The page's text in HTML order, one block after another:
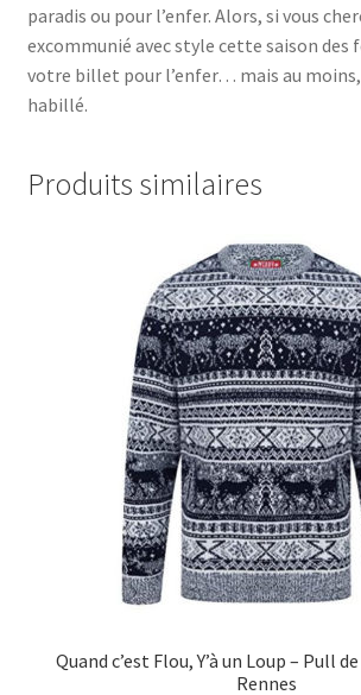
paradis ou pour l’enfer. Alors, si vous
excommunié avec style cette saison des
votre billet pour l’enfer… mais au moins,
habillé.
Produits similaires
Quand c’est Flou, Y’à un Loup – Pull
Rennes